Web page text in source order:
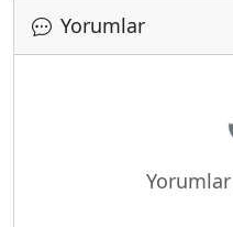
Yorumlar